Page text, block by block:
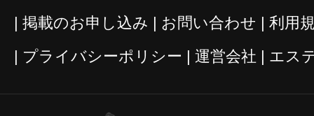
掲載のお申し込み お問い合わせ
利用
プライバシーポリシー
運営会社 エス